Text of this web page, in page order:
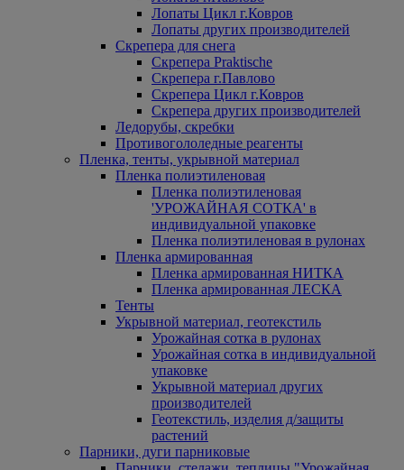
Лопаты Цикл г.Ковров
Лопаты других производителей
Скрепера для снега
Скрепера Praktische
Скрепера г.Павлово
Скрепера Цикл г.Ковров
Скрепера других производителей
Ледорубы, скребки
Противогололедные реагенты
Пленка, тенты, укрывной материал
Пленка полиэтиленовая
Пленка полиэтиленовая
'УРОЖАЙНАЯ СОТКА' в
индивидуальной упаковке
Пленка полиэтиленовая в рулонах
Пленка армированная
Пленка армированная НИТКА
Пленка армированная ЛЕСКА
Тенты
Укрывной материал, геотекстиль
Урожайная сотка в рулонах
Урожайная сотка в индивидуальной
упаковке
Укрывной материал других
производителей
Геотекстиль, изделия д/защиты
растений
Парники, дуги парниковые